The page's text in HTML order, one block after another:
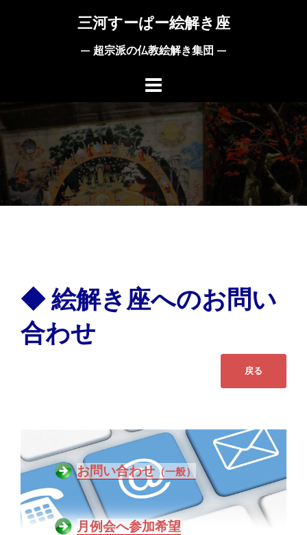
へ
ス
キ
プ
三河すーぱー絵解き座
— 超宗派の仏教絵解き集団 —
◆ 絵解き座へのお問い
合わせ
お問い合わせ （一般）
月例会へ参加希望